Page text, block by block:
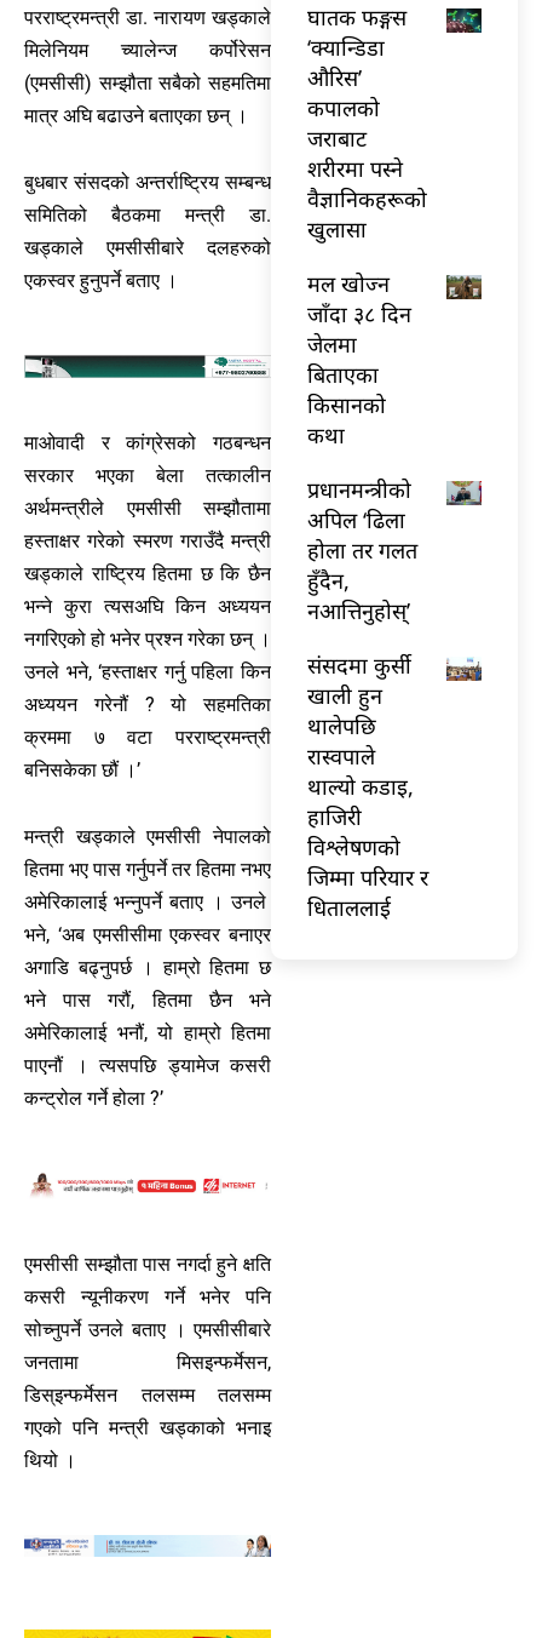
परराष्ट्रमन्त्री डा. नारायण खड्काले
मिलेनियम च्यालेन्ज कर्पोरेसन
(एमसीसी) सम्झौता सबैको सहमतिमा
मात्र अघि बढाउने बताएका छन् ।
बुधबार संसदको अन्तर्राष्ट्रिय सम्बन्ध
समितिको बैठकमा मन्त्री डा.
खड्काले एमसीसीबारे दलहरुको
एकस्वर हुनुपर्ने बताए ।
माओवादी र कांग्रेसको गठबन्धन
सरकार भएका बेला तत्कालीन
अर्थमन्त्रीले एमसीसी सम्झौतामा
हस्ताक्षर गरेको स्मरण गराउँदै मन्त्री
खड्काले राष्ट्रिय हितमा छ कि छैन
भन्ने कुरा त्यसअघि किन अध्ययन
नगरिएको हो भनेर प्रश्न गरेका छन् ।
उनले भने, ‘हस्ताक्षर गर्नु पहिला किन
अध्ययन गरेनौं ? यो सहमतिका
क्रममा ७ वटा परराष्ट्रमन्त्री
बनिसकेका छौं ।’
मन्त्री खड्काले एमसीसी नेपालको
हितमा भए पास गर्नुपर्ने तर हितमा नभए
अमेरिकालाई भन्नुपर्ने बताए । उनले
भने, ‘अब एमसीसीमा एकस्वर बनाएर
अगाडि बढ्नुपर्छ । हाम्रो हितमा छ
भने पास गरौं, हितमा छैन भने
अमेरिकालाई भनौं, यो हाम्रो हितमा
पाएनौं । त्यसपछि ड्यामेज कसरी
कन्ट्रोल गर्ने होला ?’
एमसीसी सम्झौता पास नगर्दा हुने क्षति
कसरी न्यूनीकरण गर्ने भनेर पनि
सोच्नुपर्ने उनले बताए । एमसीसीबारे
जनतामा मिसइन्फर्मेसन,
डिस्इन्फर्मेसन तलसम्म तलसम्म
गएको पनि मन्त्री खड्काको भनाइ
थियो ।
घातक फङ्गस
‘क्यान्डिडा
औरिस’
कपालको
जराबाट
शरीरमा पस्ने
वैज्ञानिकहरूको
खुलासा
मल खोज्न
जाँदा ३८ दिन
जेलमा
बिताएका
किसानको
कथा
प्रधानमन्त्रीको
अपिल ‘ढिला
होला तर गलत
हुँदैन,
नआत्तिनुहोस्’
संसदमा कुर्सी
खाली हुन
थालेपछि
रास्वपाले
थाल्यो कडाइ,
हाजिरी
विश्लेषणको
जिम्मा परियार र
धिताललाई